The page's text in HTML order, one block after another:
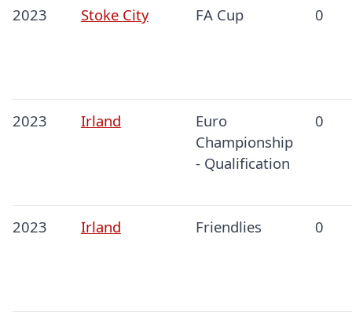
2023 Stoke City FA Cup 0
2023 Irland
Euro
Championship
- Qualification
0
2023 Irland Friendlies 0